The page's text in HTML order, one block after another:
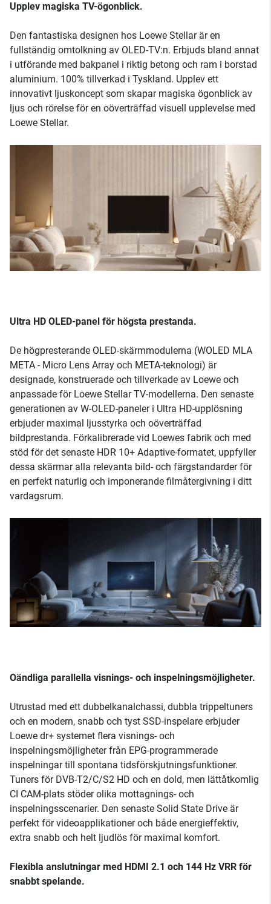
Upplev magiska TV-ögonblick.
Den fantastiska designen hos Loewe Stellar är en
fullständig omtolkning av OLED-TV:n. Erbjuds bland annat
i utförande med bakpanel i riktig betong och ram i borstad
aluminium. 100% tillverkad i Tyskland. Upplev ett
innovativt ljuskoncept som skapar magiska ögonblick av
ljus och rörelse för en oöverträffad visuell upplevelse med
Loewe Stellar.
Ultra HD OLED-panel för högsta prestanda.
De högpresterande OLED-skärmmodulerna (WOLED MLA
META - Micro Lens Array och META-teknologi) är
designade, konstruerade och tillverkade av Loewe och
anpassade för Loewe Stellar TV-modellerna. Den senaste
generationen av W-OLED-paneler i Ultra HD-upplösning
erbjuder maximal ljusstyrka och oöverträffad
bildprestanda. Förkalibrerade vid Loewes fabrik och med
stöd för det senaste HDR 10+ Adaptive-formatet, uppfyller
dessa skärmar alla relevanta bild- och färgstandarder för
en perfekt naturlig och imponerande filmåtergivning i ditt
vardagsrum.
Oändliga parallella visnings- och inspelningsmöjligheter.
Utrustad med ett dubbelkanalchassi, dubbla trippeltuners
och en modern, snabb och tyst SSD-inspelare erbjuder
Loewe dr+ systemet flera visnings- och
inspelningsmöjligheter från EPG-programmerade
inspelningar till spontana tidsförskjutningsfunktioner.
Tuners för DVB-T2/C/S2 HD och en dold, men lättåtkomlig
CI CAM-plats stöder olika mottagnings- och
inspelningsscenarier. Den senaste Solid State Drive är
perfekt för videoapplikationer och både energieffektiv,
extra snabb och helt ljudlös för maximal komfort.
Flexibla anslutningar med HDMI 2.1 och 144 Hz VRR för
snabbt spelande.